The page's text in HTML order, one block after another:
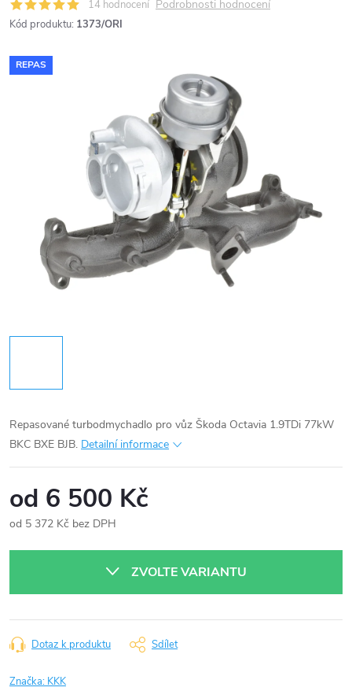
14 hodnocení Podrobnosti hodnocení
Kód produktu: 1373/ORI
REPAS
Repasované turbodmychadlo pro vůz Škoda Octavia 1.9TDi 77kW
BKC BXE BJB. Detailní informace
od 6 500 Kč
od 5 372 Kč bez DPH
ZVOLTE VARIANTU
Dotaz k produktu Sdílet
Značka: KKK